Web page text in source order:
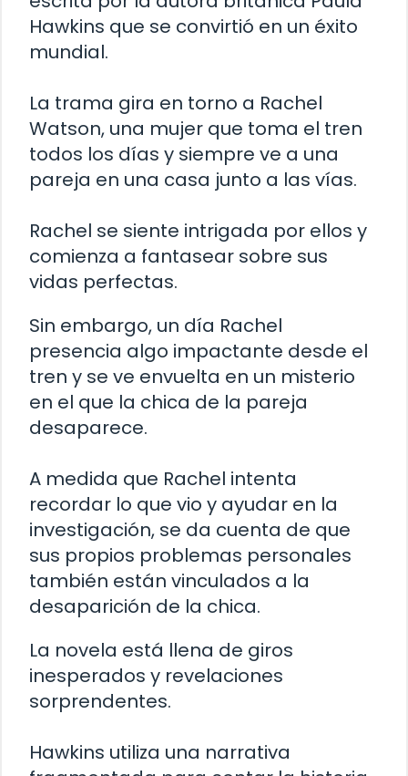
Hawkins que se convirtió en un éxito
mundial.
La trama gira en torno a Rachel
Watson, una mujer que toma el tren
todos los días y siempre ve a una
pareja en una casa junto a las vías.
Rachel se siente intrigada por ellos y
comienza a fantasear sobre sus
vidas perfectas.
Sin embargo, un día Rachel
presencia algo impactante desde el
tren y se ve envuelta en un misterio
en el que la chica de la pareja
desaparece.
A medida que Rachel intenta
recordar lo que vio y ayudar en la
investigación, se da cuenta de que
sus propios problemas personales
también están vinculados a la
desaparición de la chica.
La novela está llena de giros
inesperados y revelaciones
sorprendentes.
Hawkins utiliza una narrativa